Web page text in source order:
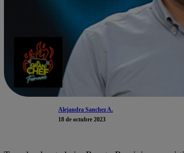
Alejandra Sanchez A.
18 de octubre 2023